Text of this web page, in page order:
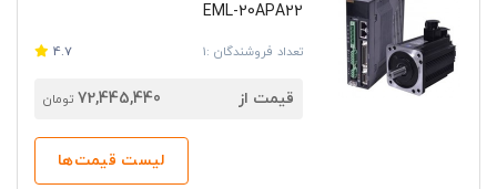
EML-20APA22
تعداد فروشندگان :1 4.7
قیمت از 72,445,440 تومان
لیست قیمت‌ها